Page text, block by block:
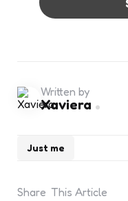
Just me
Written by
Xaviera
Share This Article